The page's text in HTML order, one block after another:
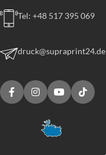
Tel: +48 517 395 069
druck@supraprint24.de